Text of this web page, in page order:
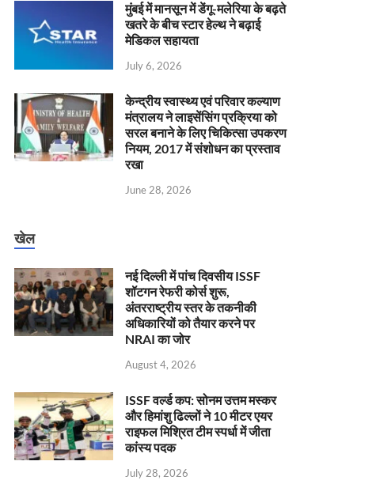
मुंबई में मानसून में डेंगू-मलेरिया के बढ़ते
खतरे के बीच स्टार हेल्थ ने बढ़ाई
मेडिकल सहायता
July 6, 2026
केन्‍द्रीय स्वास्थ्य एवं परिवार कल्याण
मंत्रालय ने लाइसेंसिंग प्रक्रिया को
सरल बनाने के लिए चिकित्सा उपकरण
नियम, 2017 में संशोधन का प्रस्ताव
रखा
June 28, 2026
खेल
नई दिल्ली में पांच दिवसीय ISSF
शॉटगन रेफरी कोर्स शुरू,
अंतरराष्ट्रीय स्तर के तकनीकी
अधिकारियों को तैयार करने पर
NRAI का जोर
August 4, 2026
ISSF वर्ल्ड कप: सोनम उत्तम मस्कर
और हिमांशु ढिल्लों ने 10 मीटर एयर
राइफल मिश्रित टीम स्पर्धा में जीता
कांस्य पदक
July 28, 2026